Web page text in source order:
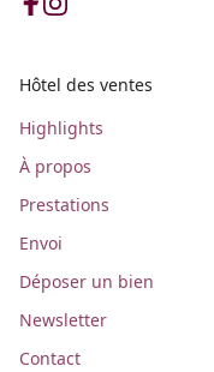
Hôtel des ventes
Highlights
À propos
Prestations
Envoi
Déposer un bien
Newsletter
Contact